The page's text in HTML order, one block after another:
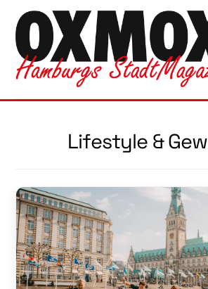
content
Lifestyle &